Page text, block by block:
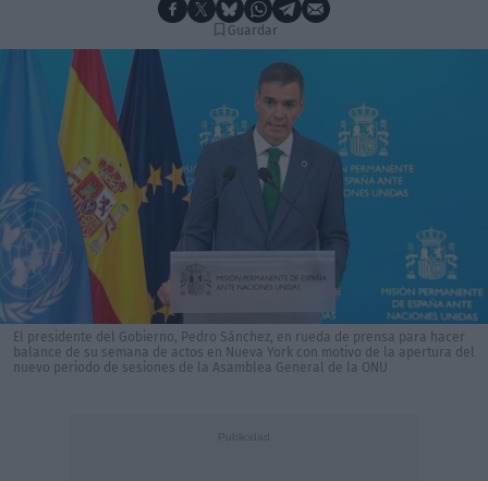
Guardar
El presidente del Gobierno, Pedro Sánchez, en rueda de prensa para hacer
balance de su semana de actos en Nueva York con motivo de la apertura del
nuevo periodo de sesiones de la Asamblea General de la ONU